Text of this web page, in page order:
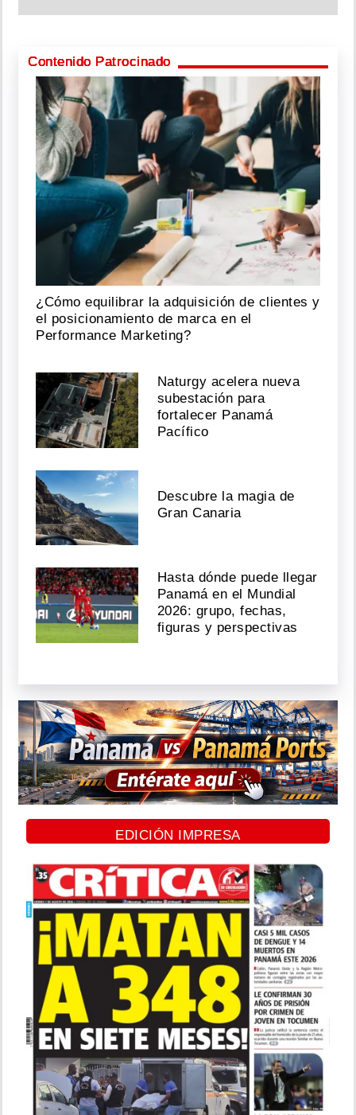
Contenido Patrocinado
¿Cómo equilibrar la adquisición de clientes y
el posicionamiento de marca en el
Performance Marketing?
Naturgy acelera nueva
subestación para
fortalecer Panamá
Pacífico
Descubre la magia de
Gran Canaria
Hasta dónde puede llegar
Panamá en el Mundial
2026: grupo, fechas,
figuras y perspectivas
EDICIÓN IMPRESA